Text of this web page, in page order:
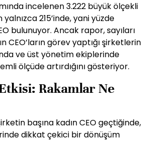
incelenen 3.222 büyük ölçekli
215’inde, yani yüzde
bulunuyor. Ancak rapor, sayıları
CEO’ların görev yaptığı şirketlerin
ve üst yönetim ekiplerinde
ölçüde artırdığını gösteriyor.
Rakamlar Ne
başına kadın CEO geçtiğinde,
dikkat çekici bir dönüşüm